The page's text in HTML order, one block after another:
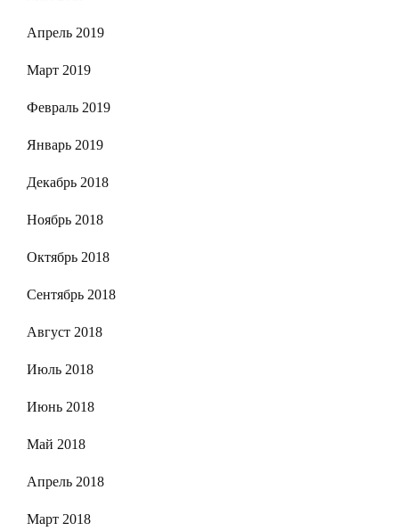
Апрель 2019
Март 2019
Февраль 2019
Январь 2019
Декабрь 2018
Ноябрь 2018
Октябрь 2018
Сентябрь 2018
Август 2018
Июль 2018
Июнь 2018
Май 2018
Апрель 2018
Март 2018